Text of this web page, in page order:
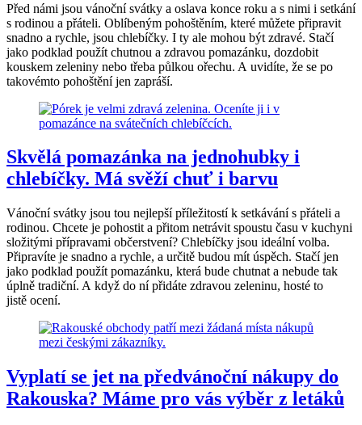
Před námi jsou vánoční svátky a oslava konce roku a s nimi i setkání
s rodinou a přáteli. Oblíbeným pohoštěním, které můžete připravit
snadno a rychle, jsou chlebíčky. I ty ale mohou být zdravé. Stačí
jako podklad použít chutnou a zdravou pomazánku, dozdobit
kouskem zeleniny nebo třeba půlkou ořechu. A uvidíte, že se po
takovémto pohoštění jen zapráší.
Skvělá pomazánka na jednohubky i
chlebíčky. Má svěží chuť i barvu
Vánoční svátky jsou tou nejlepší příležitostí k setkávání s přáteli a
rodinou. Chcete je pohostit a přitom netrávit spoustu času v kuchyni
složitými přípravami občerstvení? Chlebíčky jsou ideální volba.
Připravíte je snadno a rychle, a určitě budou mít úspěch. Stačí jen
jako podklad použít pomazánku, která bude chutnat a nebude tak
úplně tradiční. A když do ní přidáte zdravou zeleninu, hosté to
jistě ocení.
Vyplatí se jet na předvánoční nákupy do
Rakouska? Máme pro vás výběr z letáků